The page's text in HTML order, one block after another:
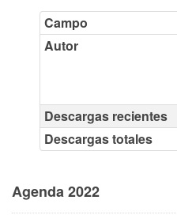
Campo
Autor
Descargas recientes
Descargas totales
Agenda 2022